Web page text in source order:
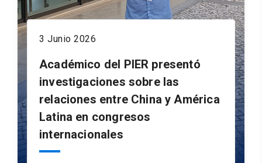
3 Junio 2026
Académico del PIER presentó
investigaciones sobre las
relaciones entre China y América
Latina en congresos
internacionales